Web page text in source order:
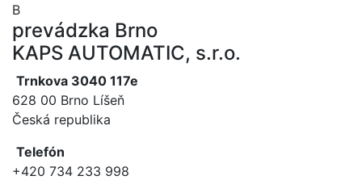
B
prevádzka Brno
KAPS AUTOMATIC, s.r.o.
Trnkova 3040 117e
628 00 Brno Líšeň
Česká republika
Telefón
+420 734 233 998